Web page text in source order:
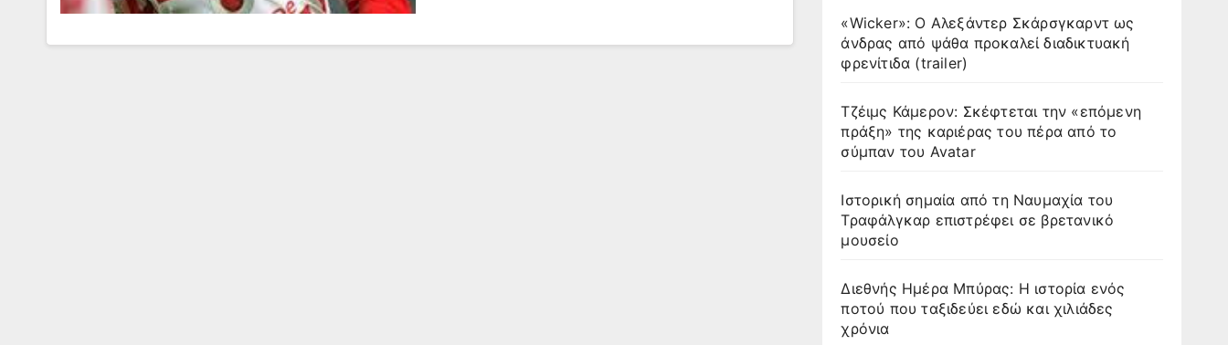
«Wicker»: Ο Αλεξάντερ Σκάρσγκαρντ ως
άνδρας από ψάθα προκαλεί διαδικτυακή
φρενίτιδα (trailer)
Τζέιμς Κάμερον: Σκέφτεται την «επόμενη
πράξη» της καριέρας του πέρα από το
σύμπαν του Avatar
Ιστορική σημαία από τη Ναυμαχία του
Τραφάλγκαρ επιστρέφει σε βρετανικό
μουσείο
Διεθνής Ημέρα Μπύρας: Η ιστορία ενός
ποτού που ταξιδεύει εδώ και χιλιάδες
χρόνια